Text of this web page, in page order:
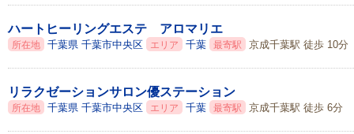
ハートヒーリングエステ アロマリエ
所在地 千葉県 千葉市中央区 エリア 千葉 最寄駅 京成千葉駅 徒歩 10分
リラクゼーションサロン優ステーション
所在地 千葉県 千葉市中央区 エリア 千葉 最寄駅 京成千葉駅 徒歩 6分